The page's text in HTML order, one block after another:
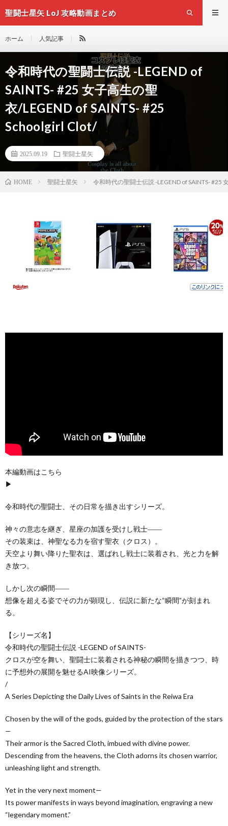
聖闘士星矢 LoJ 攻略動画まとめ
ホーム 人気記事
令和時代の聖闘士伝説 -LEGEND of
SAINTS- #25 女子高生の聖
衣/LEGEND of SAINTS- #25
Schoolgirl Clot/
2025.09.19 聖闘士星矢
HOME 聖闘士星矢 令和時代の聖闘士伝説 -LEGEND of SAINTS- #25
本編動画はこちら
▶
令和時代の聖闘士、その日常を描き出すシリーズ。
神々の意志を継ぎ、星座の加護を受けし戦士――
その装束は、神聖なる力を宿す聖衣（クロス）。
天空より舞い降りた聖衣は、選ばれし戦士に装着され、光と力を解
き放つ。
しかし次の瞬間――
想像を超える姿でその力が顕現し、伝説に新たな“瞬間”が刻まれ
る。
【シリーズ名】
令和時代の聖闘士伝説 -LEGEND of SAINTS-
クロスが空を舞い、聖闘士に装着される神秘の瞬間を描きつつ、時
に予想外の展開を魅せるAI映像シリーズ。
/
A Series Depicting the Daily Lives of Saints in the Reiwa Era
Chosen by the will of the gods, guided by the protection of the stars
—
Their armor is the Sacred Cloth, imbued with divine power.
Descending from the heavens, the Cloth adorns its chosen warrior,
unleashing light and strength.
Yet in the very next moment—
Its power manifests in ways beyond imagination, engraving a new
“legendary moment.”